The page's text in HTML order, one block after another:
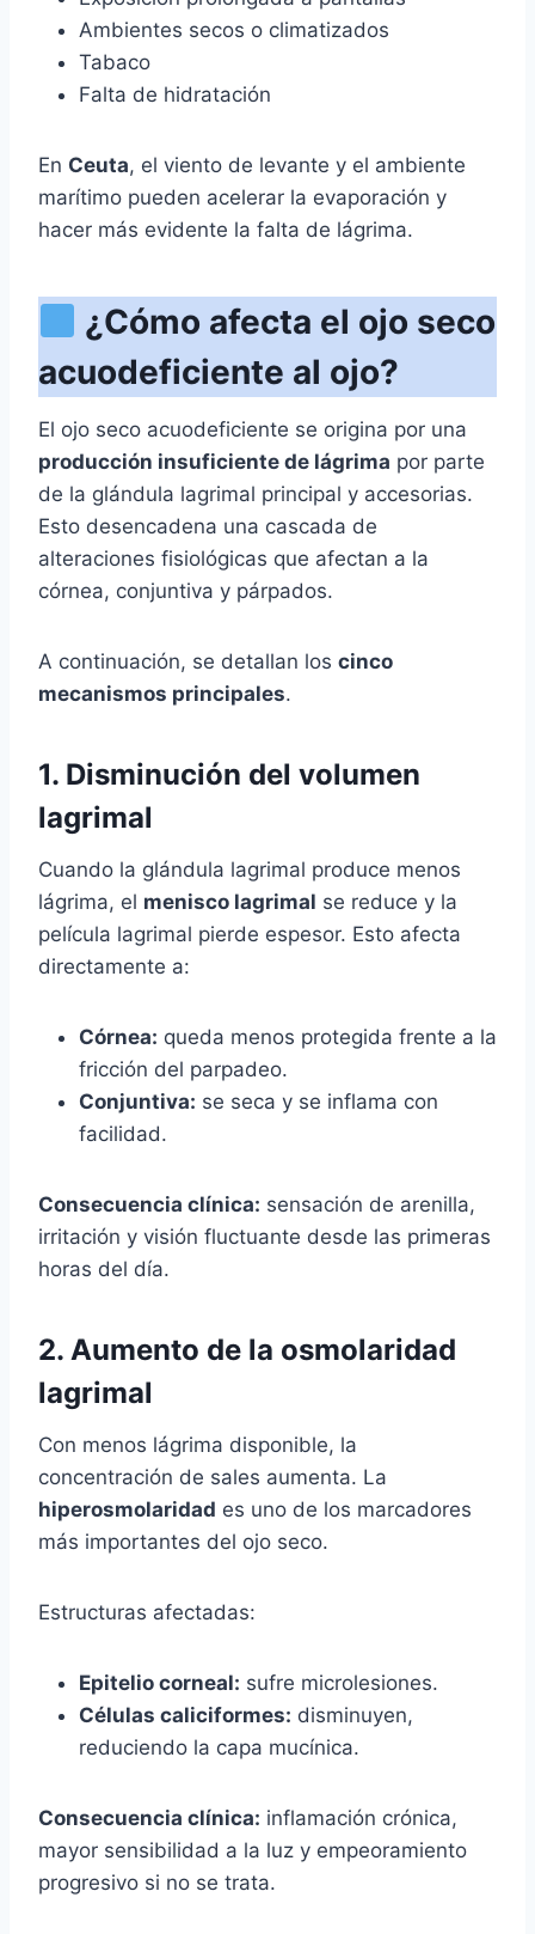
Ambientes secos o climatizados
Tabaco
Falta de hidratación
En Ceuta, el viento de levante y el ambiente
marítimo pueden acelerar la evaporación y
hacer más evidente la falta de lágrima.
¿Cómo afecta el ojo seco
acuodeficiente al ojo?
El ojo seco acuodeficiente se origina por una
producción insuficiente de lágrima por parte
de la glándula lagrimal principal y accesorias.
Esto desencadena una cascada de
alteraciones fisiológicas que afectan a la
córnea, conjuntiva y párpados.
A continuación, se detallan los cinco
mecanismos principales.
1. Disminución del volumen
lagrimal
Cuando la glándula lagrimal produce menos
lágrima, el menisco lagrimal se reduce y la
película lagrimal pierde espesor. Esto afecta
directamente a:
Córnea: queda menos protegida frente a la
fricción del parpadeo.
Conjuntiva: se seca y se inflama con
facilidad.
Consecuencia clínica: sensación de arenilla,
irritación y visión fluctuante desde las primeras
horas del día.
2. Aumento de la osmolaridad
lagrimal
Con menos lágrima disponible, la
concentración de sales aumenta. La
hiperosmolaridad es uno de los marcadores
más importantes del ojo seco.
Estructuras afectadas:
Epitelio corneal: sufre microlesiones.
Células caliciformes: disminuyen,
reduciendo la capa mucínica.
Consecuencia clínica: inflamación crónica,
mayor sensibilidad a la luz y empeoramiento
progresivo si no se trata.